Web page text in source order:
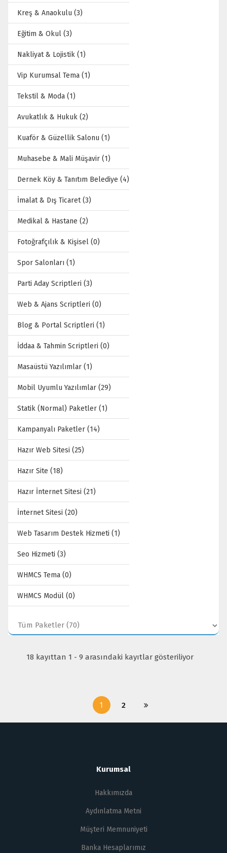
Kreş & Anaokulu (3)
Eğitim & Okul (3)
Nakliyat & Lojistik (1)
Vip Kurumsal Tema (1)
Tekstil & Moda (1)
Avukatlık & Hukuk (2)
Kuaför & Güzellik Salonu (1)
Muhasebe & Mali Müşavir (1)
Dernek Köy & Tanıtım Belediye (4)
İmalat & Dış Ticaret (3)
Medikal & Hastane (2)
Fotoğrafçılık & Kişisel (0)
Spor Salonları (1)
Parti Aday Scriptleri (3)
Web & Ajans Scriptleri (0)
Blog & Portal Scriptleri (1)
İddaa & Tahmin Scriptleri (0)
Masaüstü Yazılımlar (1)
Mobil Uyumlu Yazılımlar (29)
Statik (Normal) Paketler (1)
Kampanyalı Paketler (14)
Hazır Web Sitesi (25)
Hazır Site (18)
Hazır İnternet Sitesi (21)
İnternet Sitesi (20)
Web Tasarım Destek Hizmeti (1)
Seo Hizmeti (3)
WHMCS Tema (0)
WHMCS Modül (0)
18 kayıttan 1 - 9 arasındaki kayıtlar gösteriliyor
1 2
Kurumsal
Hakkımızda
Aydınlatma Metni
Müşteri Memnuniyeti
Banka Hesaplarımız